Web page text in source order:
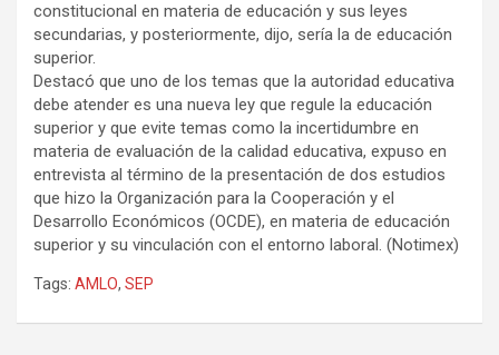
constitucional en materia de educación y sus leyes
secundarias, y posteriormente, dijo, sería la de educación
superior.
Destacó que uno de los temas que la autoridad educativa
debe atender es una nueva ley que regule la educación
superior y que evite temas como la incertidumbre en
materia de evaluación de la calidad educativa, expuso en
entrevista al término de la presentación de dos estudios
que hizo la Organización para la Cooperación y el
Desarrollo Económicos (OCDE), en materia de educación
superior y su vinculación con el entorno laboral. (Notimex)
Tags: AMLO, SEP